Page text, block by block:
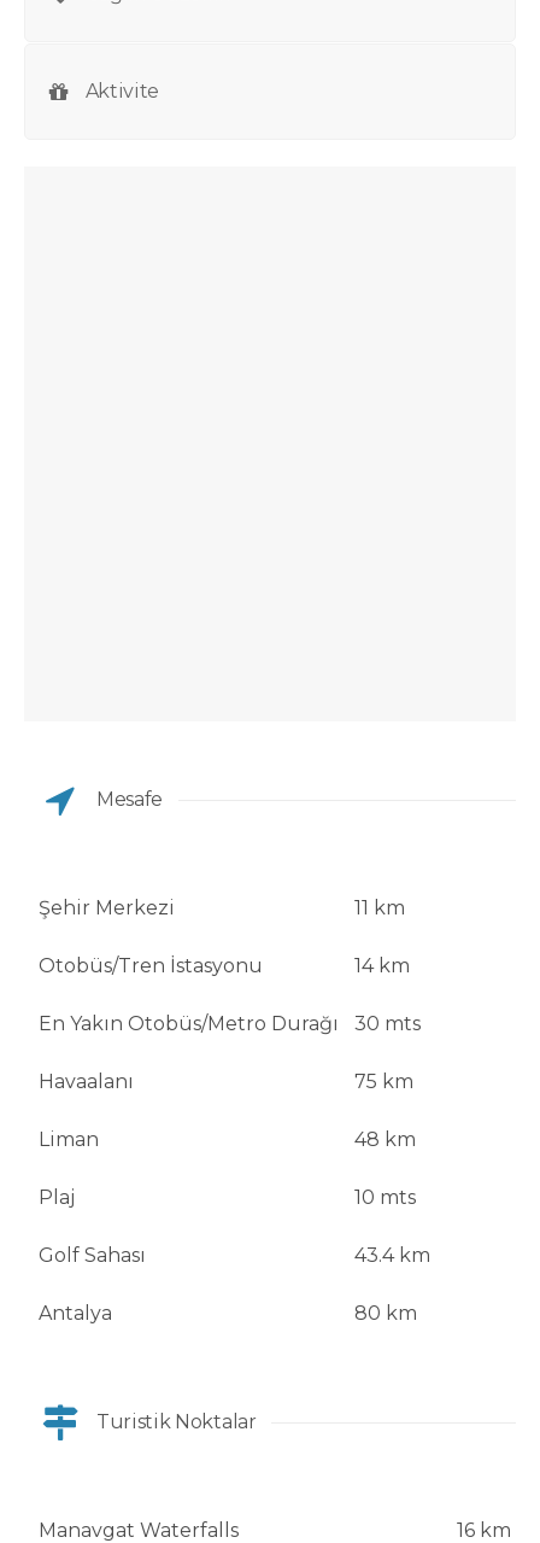
Aktivite
Mesafe
Şehir Merkezi 11 km
Otobüs/Tren İstasyonu 14 km
En Yakın Otobüs/Metro Durağı 30 mts
Havaalanı 75 km
Liman 48 km
Plaj 10 mts
Golf Sahası 43.4 km
Antalya 80 km
Turistik Noktalar
Manavgat Waterfalls 16 km